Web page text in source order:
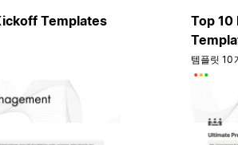
Templates
Top 10
템플릿 10